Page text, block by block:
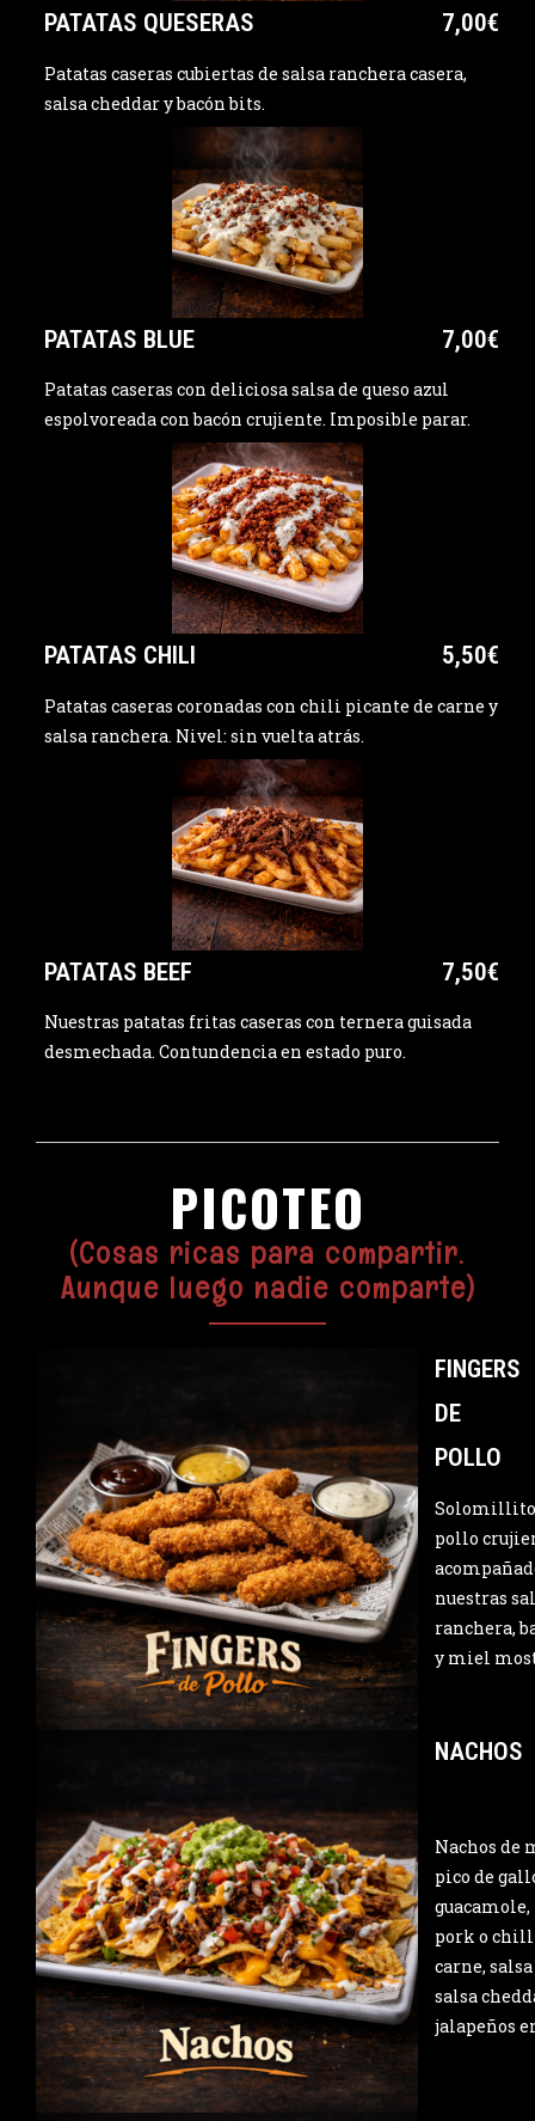
PATATAS QUESERAS 7,00€
Patatas caseras cubiertas de salsa ranchera casera,
salsa cheddar y bacón bits.
PATATAS BLUE 7,00€
Patatas caseras con deliciosa salsa de queso azul
espolvoreada con bacón crujiente. Imposible parar.
PATATAS CHILI 5,50€
Patatas caseras coronadas con chili picante de carne y
salsa ranchera. Nivel: sin vuelta atrás.
PATATAS BEEF 7,50€
Nuestras patatas fritas caseras con ternera guisada
desmechada. Contundencia en estado puro.
PICOTEO
(Cosas ricas para compartir.
Aunque luego nadie comparte)
FINGERS
DE
POLLO
pollo
nuestras
ranchera,
y miel
NACHOS
Nachos de
pico de
pork o
carne,
salsa
jalapeños